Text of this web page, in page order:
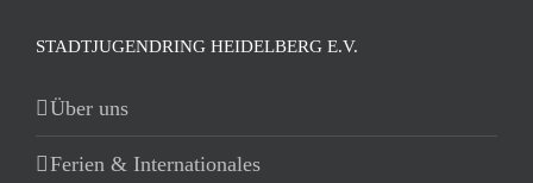
STADTJUGENDRING HEIDELBERG E.V.
Über uns
Ferien & Internationales